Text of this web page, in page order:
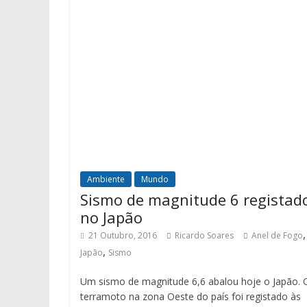
Ambiente Mundo
Sismo de magnitude 6
no Japão
21 Outubro, 2016 Ricardo Soares Anel de Fogo,
Japão, Sismo
Um sismo de magnitude 6,6 abalou hoje o Japão.
terramoto na zona Oeste do país foi registado às